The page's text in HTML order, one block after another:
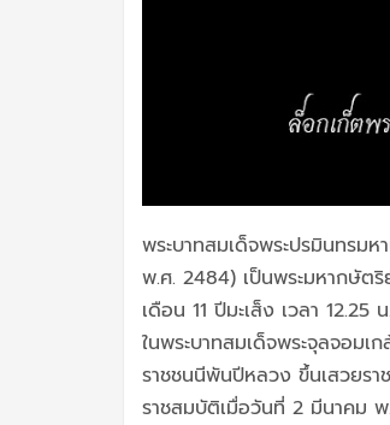
พระบาทสมเด็จพระปรมินทรม
พ.ศ. 2484) เป็นพระมหากษัต
เดือน 11 ปีมะเส็ง เวลา
ในพระบาทสมเด็จพระจุลจอมเ
ราชชนนีพันปีหลวง ขึ้นเสวยร
ราชสมบัติเมื่อวันที่ 2 มีนาคม